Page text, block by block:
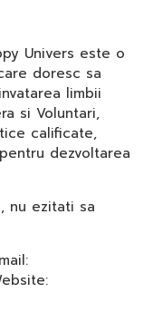
Univers este o
doresc sa
limbii
si Voluntari,
calificate,
dezvoltarea
nu ezitati sa